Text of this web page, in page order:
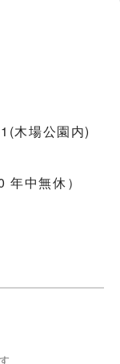
木場公園内)
中無休）